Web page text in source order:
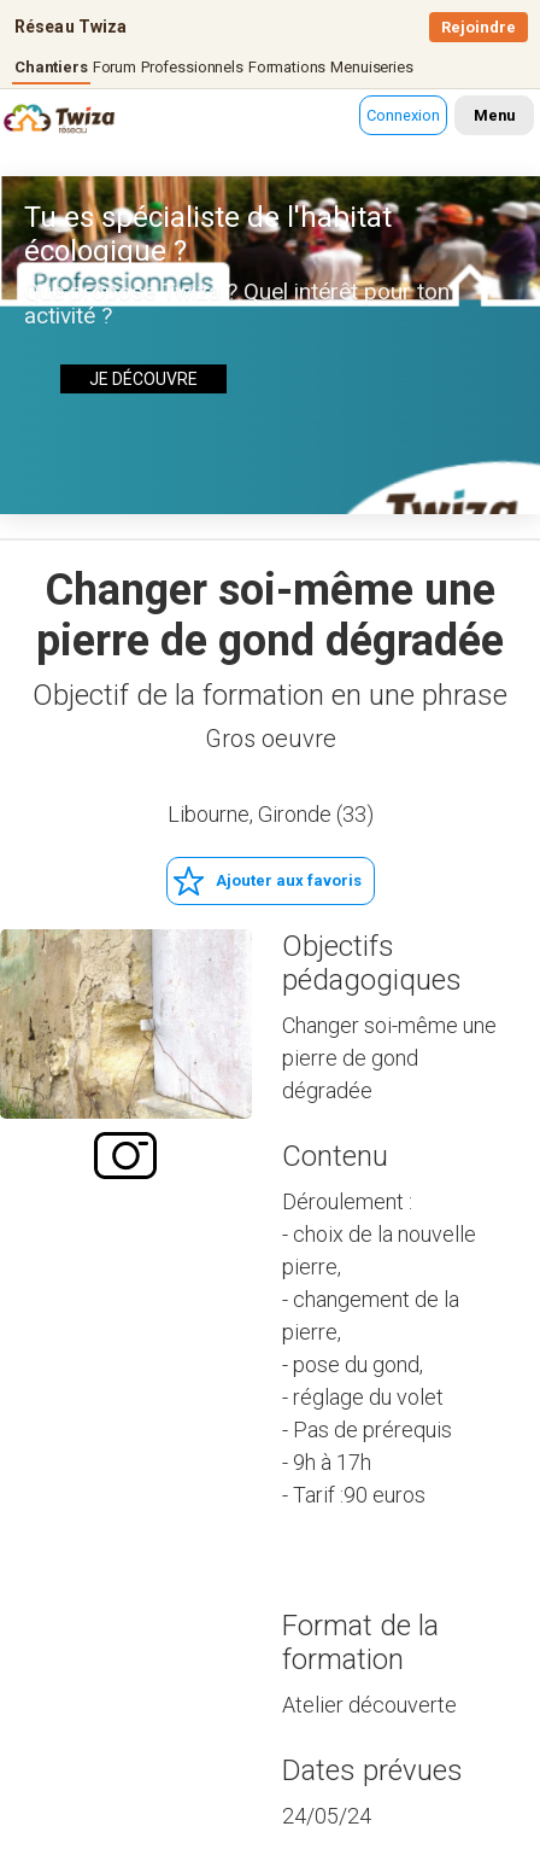
Réseau Twiza
Chantiers Forum Professionnels Formations Menuiseries
Rejoindre
Connexion Menu
Tu es spécialiste de l'habitat
écologique ?
Que propose Twiza ? Quel intérêt pour ton
activité ?
JE DÉCOUVRE
Changer soi-même une
pierre de gond dégradée
Objectif de la formation en une phrase
Gros oeuvre
Libourne, Gironde (33)
Ajouter aux favoris
Objectifs
pédagogiques
Changer soi-même une
pierre de gond
dégradée
Contenu
Déroulement :
- choix de la nouvelle
pierre,
- changement de la
pierre,
- pose du gond,
- réglage du volet
- Pas de prérequis
- 9h à 17h
- Tarif :90 euros
Format de la
formation
Atelier découverte
Dates prévues
24/05/24